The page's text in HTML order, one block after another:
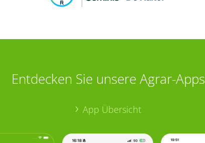
Entdecken Sie unsere Agrar-Apps
App Übersicht